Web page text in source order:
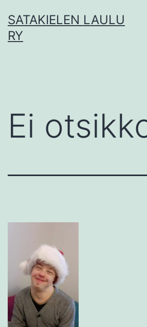
sisältöön
SATAKIELEN LAULU
RY
Ei